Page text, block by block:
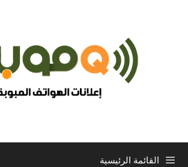
القائمة الرئيسية